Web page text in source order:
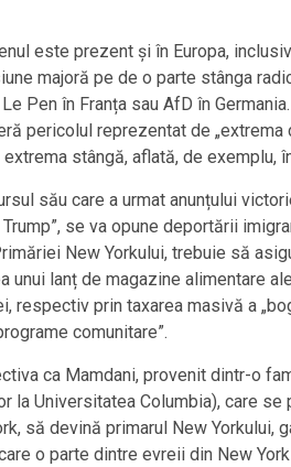
este prezent și în Europa,
majoră pe de o parte stânga
Le Pen în Franța sau AfD în
pericolul reprezentat de
stângă, aflată, de exemplu,
său care a urmat anunțului
Trump”, se va opune deportării
New Yorkului, trebuie să
unui lanț de magazine alimentare
respectiv prin taxarea masivă a
comunitare”.
ca Mamdani, provenit dintr-o
la Universitatea Columbia), care se
să devină primarul New
o parte dintre evreii din New